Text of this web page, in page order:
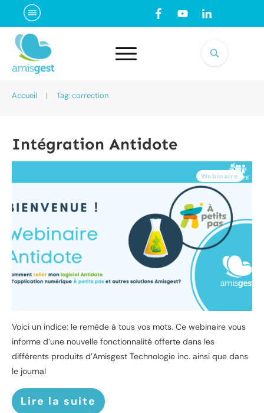
Accueil | Tag: correction
Intégration Antidote
Webinaire
Voici un indice: le remède à tous vos mots. Ce webinaire vous
informe d’une nouvelle fonctionnalité offerte dans les
différents produits d’Amisgest Technologie inc. ainsi que dans
le journal
Lire la suite